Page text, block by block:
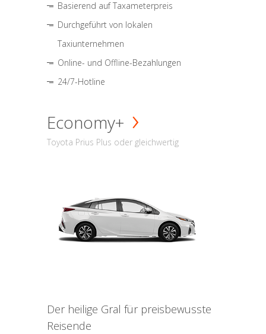
Basierend auf Taxameterpreis
Durchgeführt von lokalen
Taxiunternehmen
Online- und Offline-Bezahlungen
24/7-Hotline
Economy+
Toyota Prius Plus oder gleichwertig
Der heilige Gral für preisbewusste
Reisende